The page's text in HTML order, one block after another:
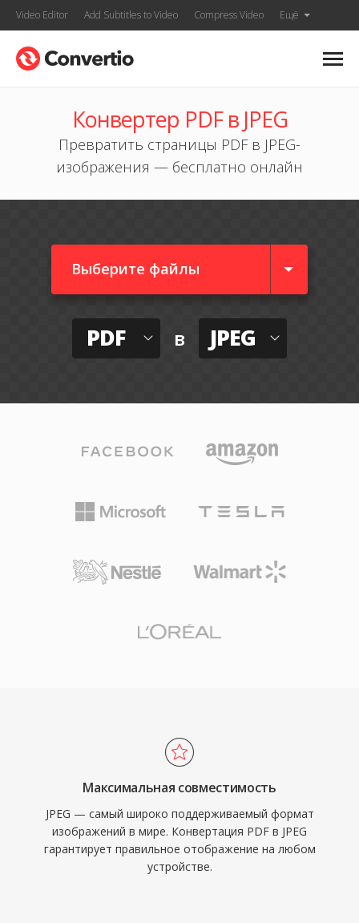
Video Editor Add Subtitles to Video Compress Video Ещё
Конвертер PDF в JPEG
Превратить страницы PDF в JPEG-
изображения — бесплатно онлайн
Выберите файлы
PDF в JPEG
Максимальная совместимость
JPEG — самый широко поддерживаемый формат
изображений в мире. Конвертация PDF в JPEG
гарантирует правильное отображение на любом
устройстве.